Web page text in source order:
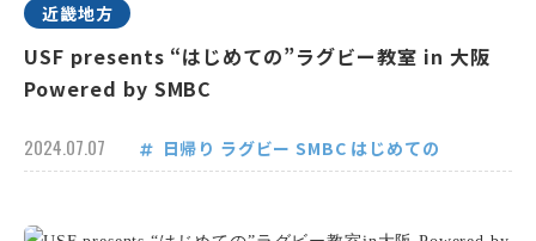
近畿地方
USF presents “はじめての”ラグビー教室 in 大阪
Powered by SMBC
2024.07.07 日帰り ラグビー SMBC はじめての